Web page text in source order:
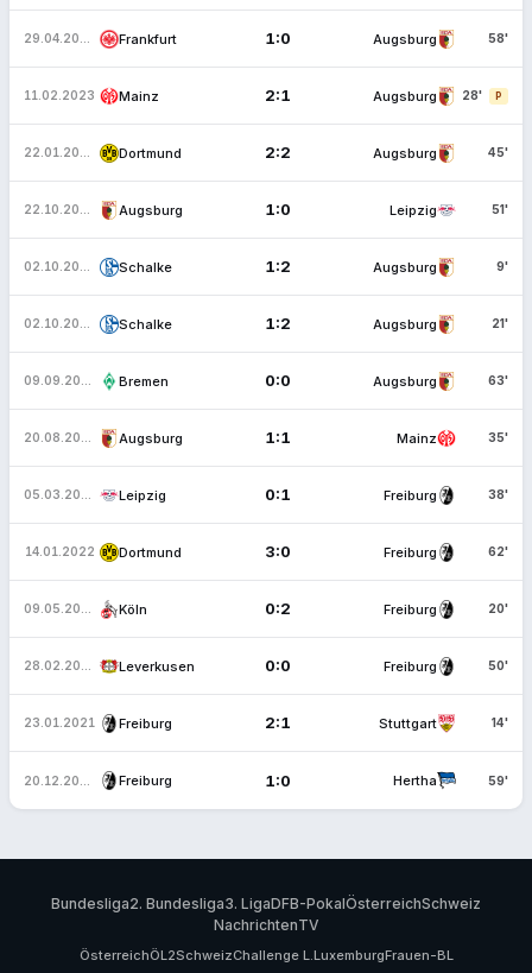
Frankfurt 1:0 Augsburg 58'
11.02.2023 Mainz 2:1 Augsburg 28' P
Dortmund 2:2 Augsburg 45'
Augsburg 1:0 Leipzig 51'
Schalke 1:2 Augsburg 9'
Schalke 1:2 Augsburg 21'
Bremen 0:0 Augsburg 63'
Augsburg 1:1 Mainz 35'
Leipzig 0:1 Freiburg 38'
14.01.2022 Dortmund 3:0 Freiburg 62'
Köln 0:2 Freiburg 20'
Leverkusen 0:0 Freiburg 50'
23.01.2021 Freiburg 2:1 Stuttgart 14'
Freiburg 1:0 Hertha 59'
Bundesliga2. Bundesliga3. LigaDFB-PokalÖsterreichSchweiz
NachrichtenTV
ÖsterreichÖL2SchweizChallenge L.LuxemburgFrauen-BL